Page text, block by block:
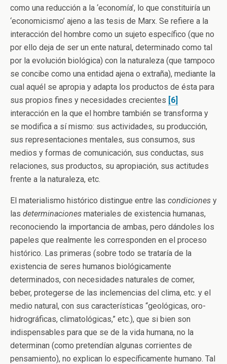
como una reducción a la ‘economía’, lo que constituiría un
‘economicismo’ ajeno a las tesis de Marx. Se refiere a la
interacción del hombre como un sujeto específico (que no
por ello deja de ser un ente natural, determinado como tal
por la evolución biológica) con la naturaleza (que tampoco
se concibe como una entidad ajena o extraña), mediante la
cual aquél se apropia y adapta los productos de ésta para
sus propios fines y necesidades crecientes [6]
interacción en la que el hombre también se transforma y
se modifica a sí mismo: sus actividades, su producción,
sus representaciones mentales, sus consumos, sus
medios y formas de comunicación, sus conductas, sus
relaciones, sus productos, su apropiación, sus actitudes
frente a la naturaleza, etc.
El materialismo histórico distingue entre las condiciones y
las determinaciones materiales de existencia humanas,
reconociendo la importancia de ambas, pero dándoles los
papeles que realmente les corresponden en el proceso
histórico. Las primeras (sobre todo se trataría de la
existencia de seres humanos biológicamente
determinados, con necesidades naturales de comer,
beber, protegerse de las inclemencias del clima, etc. y el
medio natural, con sus características “geológicas, oro-
hidrográficas, climatológicas,” etc.), que si bien son
indispensables para que se de la vida humana, no la
determinan (como pretendían algunas corrientes de
pensamiento), no explican lo específicamente humano. Tal